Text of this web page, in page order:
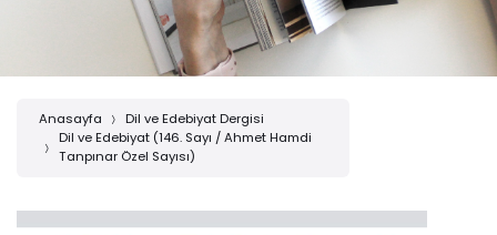
Anasayfa
Dil ve Edebiyat Dergisi
Dil ve Edebiyat (146. Sayı / Ahmet Hamdi
Tanpınar Özel Sayısı)